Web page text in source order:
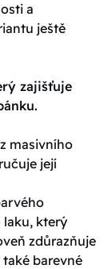
a
ještě
zajišťuje
masivního
její
laku, který
zdůrazňuje
barevné